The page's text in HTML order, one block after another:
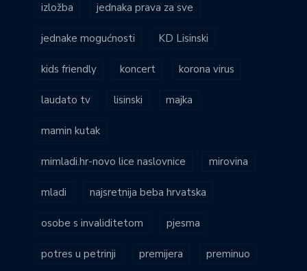
izložba jednaka prava za sve
jednake mogućnosti KD Lisinski
kids friendly koncert korona virus
laudato tv lisinski majka
mamin kutak
mimladi.hr-novo lice naslovnice mirovina
mladi najsretnija beba hrvatska
osobe s invaliditetom pjesma
potres u petrinji premijera preminuo